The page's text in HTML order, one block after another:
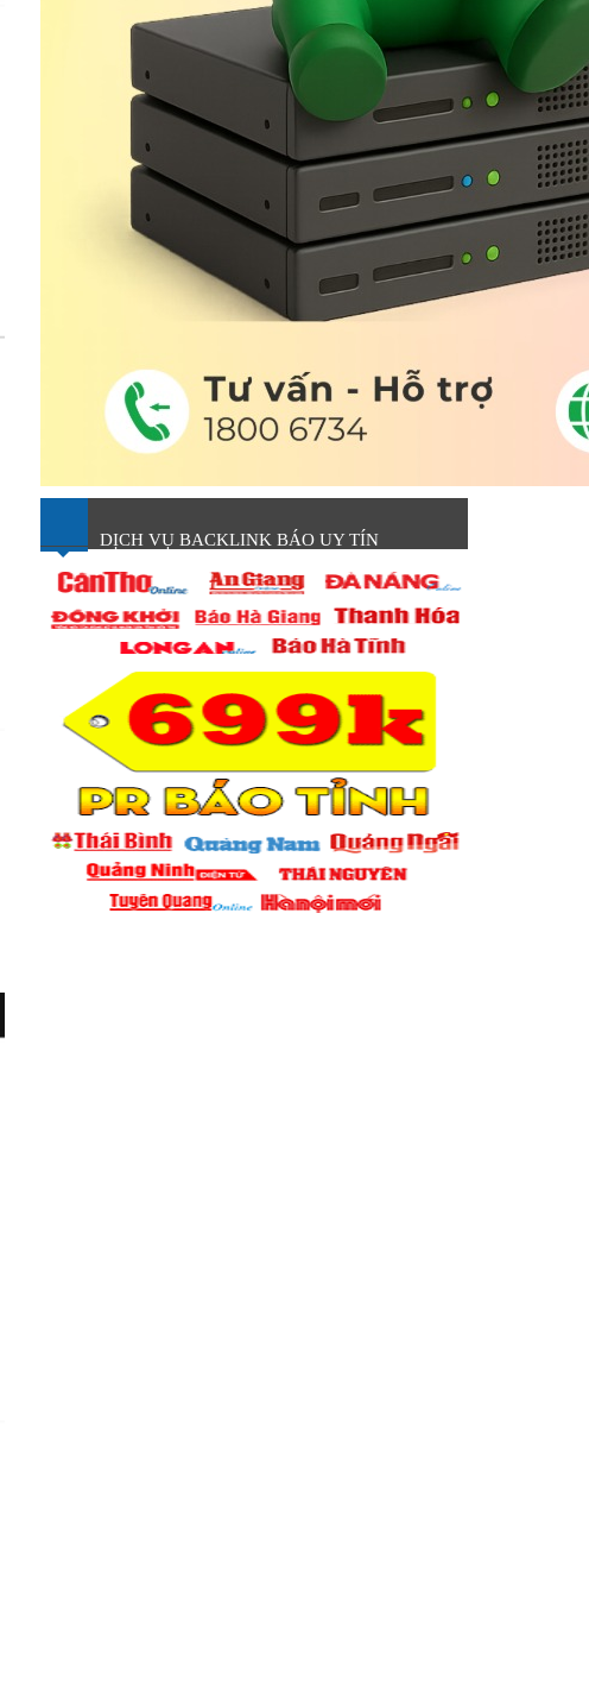
DỊCH VỤ BACKLINK BÁO UY TÍN